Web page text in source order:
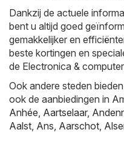
Dankzij de actuele
bent u altijd goed
gemakkelijker en
beste kortingen en
de Electronica &
Ook andere steden
ook de aanbiedingen in
Anhée Aartselaar,
Aalst Ans Aarschot